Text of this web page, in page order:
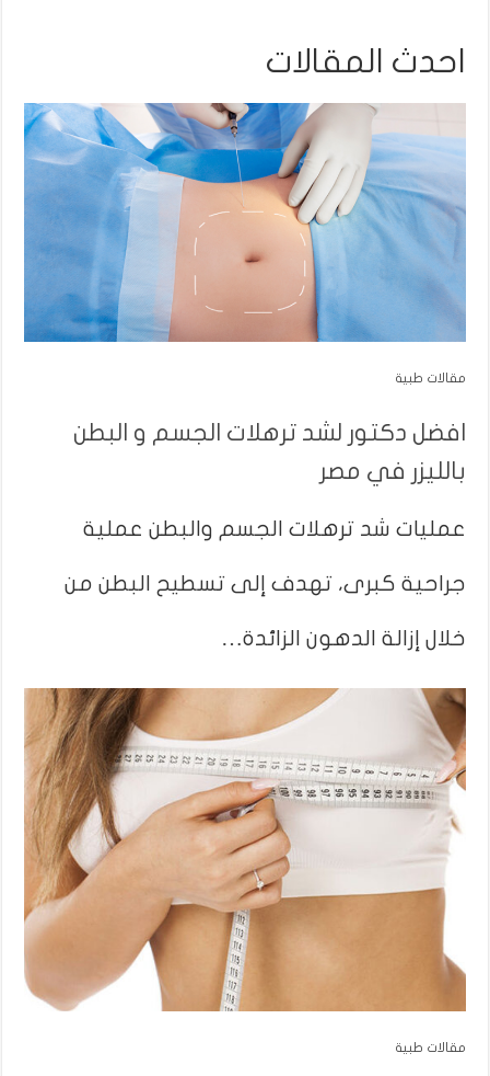
احدث المقالات
مقالات طبية
افضل دكتور لشد ترهلات الجسم و البطن
بالليزر في مصر
عمليات شد ترهلات الجسم والبطن عملية
جراحية كبرى، تهدف إلى تسطيح البطن من
خلال إزالة الدهون الزائدة…
مقالات طبية